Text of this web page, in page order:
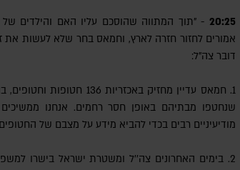
20:25
- "תוך המתווה שהוסכם עליו האם והילדים
אמורים לחזור חזרה לארץ, וחמאס בחר שלא לעשות את
דובר צה"ל:
שנחטפו מבתיהם באופן חסר רחמים. אנחנו
מודיעיניים רבים בכדי להביא מידע על מצבם של
2. בימים האחרונים צה''ל ומשטרת ישראל בישרו למשפחות החטופים מיה